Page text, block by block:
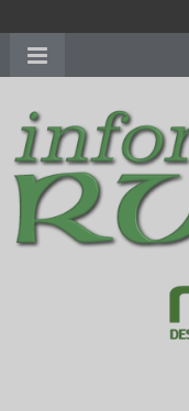
richardmillereplica
women.patekphilippe.to
dining room table
shop. best
services. 1: 1